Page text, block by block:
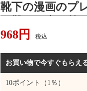
靴下の漫画のプ
968円 税込
お買い物で今すぐもらえ
10ポイント（1％）